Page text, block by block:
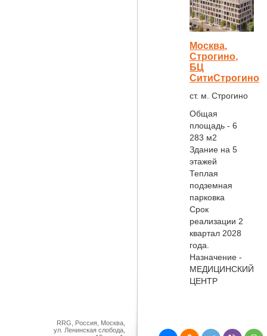
Москва,
Строгино,
БЦ
СитиСтрогино
ст. м. Строгино
Общая
площадь - 6
283 м2
Здание на 5
этажей
Теплая
подземная
парковка
Срок
реализации 2
квартал 2028
года.
Назначение -
МЕДИЦИНСКИЙ
ЦЕНТР
RRG, Россия, Москва,
ул. Ленинская слобода,